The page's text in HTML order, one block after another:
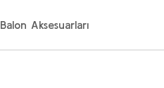
Balon Aksesuarları